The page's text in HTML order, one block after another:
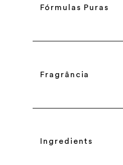
Fórmulas Puras
Fragrância
Ingredients